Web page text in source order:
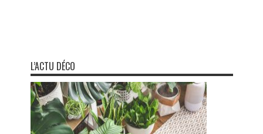
L’ACTU DÉCO